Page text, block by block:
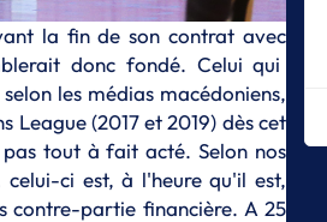
la fin de son contrat avec
donc fondé. Celui qui
les médias macédoniens,
League (2017 et 2019) dès cet
tout à fait acté. Selon nos
ci est, à l'heure qu'il est,
contre-partie financière. A 25